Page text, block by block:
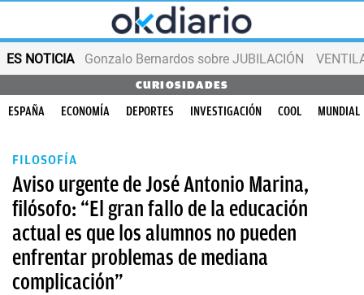
ES NOTICIA Gonzalo Bernardos sobre JUBILACIÓN
CURIOSIDADES
ESPAÑA ECONOMÍA DEPORTES INVESTIGACIÓN COOL MUNDIAL
FILOSOFÍA
Aviso urgente de José Antonio Marina,
filósofo: “El gran fallo de la educación
actual es que los alumnos no pueden
enfrentar problemas de mediana
complicación”